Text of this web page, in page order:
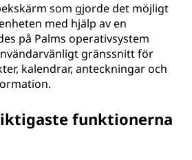
som gjorde det möjligt
med hjälp av en
på Palms operativsystem
gränssnitt för
kalendrar, anteckningar och
funktionerna